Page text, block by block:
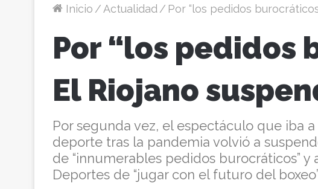
Inicio / Actualidad / Por “los pedidos
Por “los pedidos
El Riojano
Por segunda vez, el espectáculo que iba
deporte tras la pandemia volvió a
de “innumerables pedidos burocráticos” y
Deportes de “jugar con el futuro del